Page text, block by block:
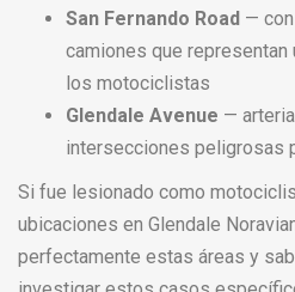
San Fernando Road —
camiones que
los motociclistas
Glendale Avenue —
intersecciones peligrosas
Si fue lesionado como
ubicaciones en Glendale
perfectamente estas áreas y